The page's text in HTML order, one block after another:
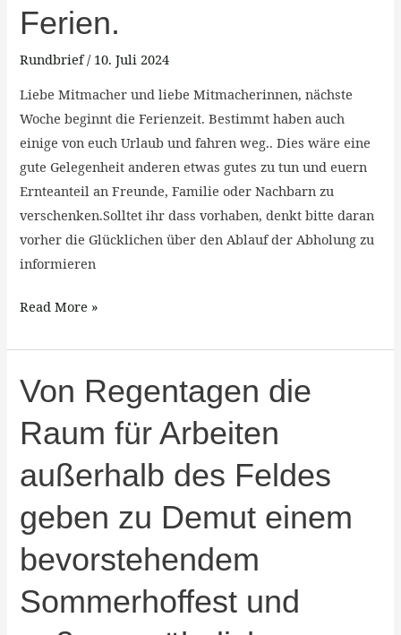
Ferien.
Rundbrief/ 10. Juli 2024
Liebe Mitmacher und liebe Mitmacherinnen, nächste
Woche beginnt die Ferienzeit. Bestimmt haben auch
einige von euch Urlaub und fahren weg.. Dies wäre eine
gute Gelegenheit anderen etwas gutes zu tun und euern
Ernteanteil an Freunde, Familie oder Nachbarn zu
verschenken.Solltet ihr dass vorhaben, denkt bitte daran
vorher die Glücklichen über den Ablauf der Abholung zu
informieren
wir
nach
ernten
und
bevorstehenden
Ferien.
Read More »
Von Regentagen die
Raum für Arbeiten
außerhalb des Feldes
geben zu Demut einem
bevorstehendem
Sommerhoffest und
Von
Regentagen
die
für
Arbeiten
außerhalb
des
Feldes
geben